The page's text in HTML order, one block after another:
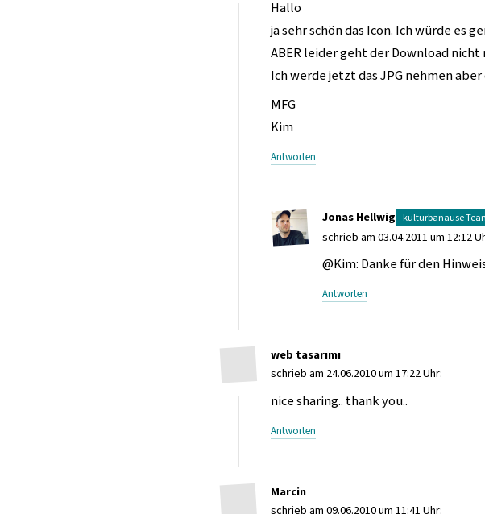
Hallo
ja sehr schön das Icon. Ich würde es
ABER leider geht der Download nicht
Ich werde jetzt das JPG nehmen
MFG
Kim
Antworten
Jonas Hellwig
schrieb am 03.04.2011 um 12:12
@Kim: Danke für den
Antworten
web tasarımı
schrieb am 24.06.2010 um 17:22 Uhr:
nice sharing.. thank you..
Antworten
Marcin
schrieb am 09.06.2010 um 11:41 Uhr: